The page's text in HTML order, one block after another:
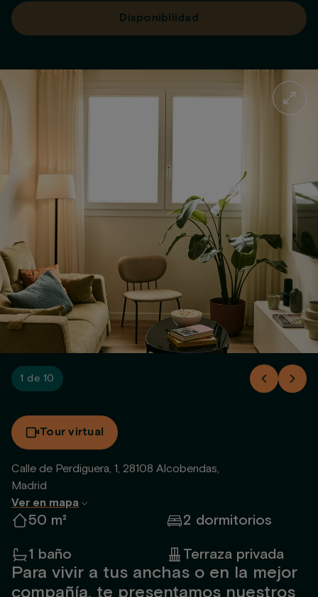
Disponibilidad
1 de 10
Tour virtual
Calle de Perdiguera, 1, 28108 Alcobendas,
Madrid
Ver en mapa
50 m²
2 dormitorios
1 baño
Terraza privada
Para vivir a tus anchas o en la mejor
compañía, te presentamos nuestros